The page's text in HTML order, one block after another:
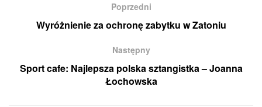
Poprzedni
Wyróżnienie za ochronę zabytku w Zatoniu
Następny
Sport cafe: Najlepsza polska sztangistka – Joanna
Łochowska